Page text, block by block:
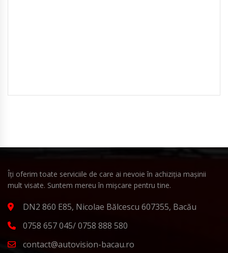
Îți oferim toate serviciile de care ai nevoie în achiziția mașinii
mult visate. Suntem mereu în mișcare pentru tine.
DN2 860 E85, Nicolae Bălcescu 607355, Bacău
0758 657 045/ 0758 888 580
contact@autovision-bacau.ro